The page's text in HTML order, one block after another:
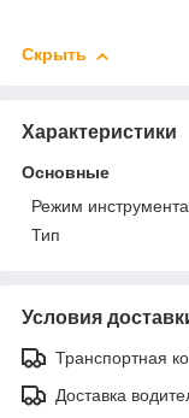
Скрыть
Характеристики
Основные
Режим инструмента
Тип
Условия
Транспортная
Доставка